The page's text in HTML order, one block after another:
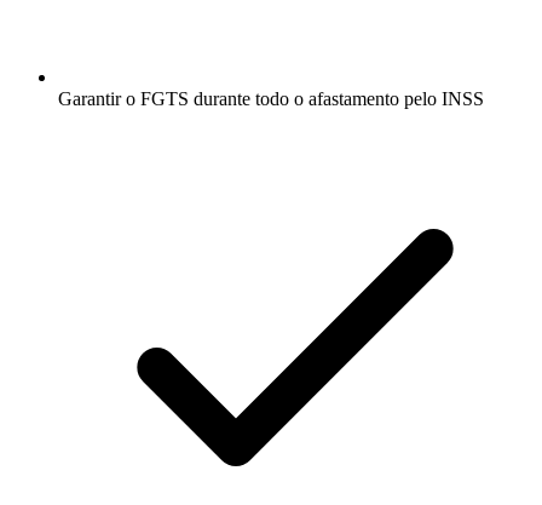
Garantir o FGTS durante todo o afastamento pelo INSS